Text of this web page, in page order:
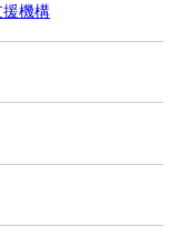
機構